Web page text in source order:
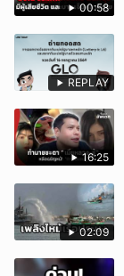
00:58
REPLAY
16:25
02:09